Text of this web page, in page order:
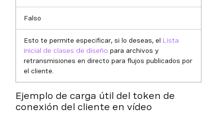
Falso
Esto te permite especificar, si lo deseas, el Lista
inicial de clases de diseño para archivos y
retransmisiones en directo para flujos publicados por
el cliente.
Ejemplo de carga útil del token de
conexión del cliente en vídeo